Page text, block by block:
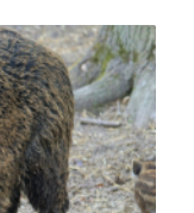
[…]